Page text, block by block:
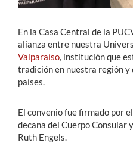
En la Casa Central de la
alianza entre nuestra
Valparaíso , institución que
tradición en nuestra región y
países.
El convenio fue firmado por
decana del Cuerpo Consular
Ruth Engels.